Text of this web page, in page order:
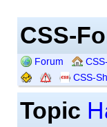
CSS-
Forum
CSS-
Topic